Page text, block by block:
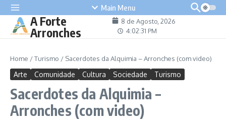
content Main Menu
A Forte
Arronches
8 de Agosto, 2026
4:02:32 PM
Home /Turismo / Sacerdotes da Alquimia – Arronches (com video)
Arte Comunidade Cultura Sociedade Turismo
Sacerdotes da Alquimia –
Arronches (com video)